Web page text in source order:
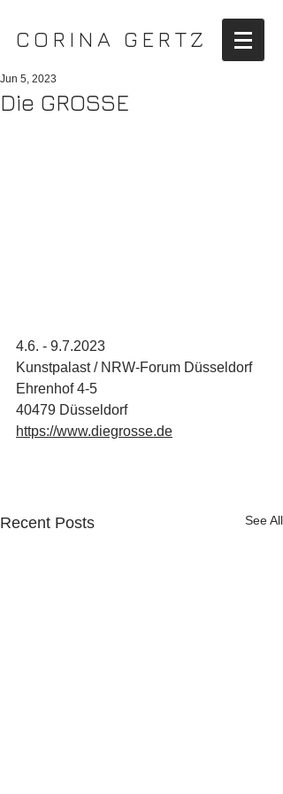
CORINA GERTZ
Die GROSSE
Jun 5, 2023
4.6. - 9.7.2023
Kunstpalast / NRW-Forum Düsseldorf
Ehrenhof 4-5
40479 Düsseldorf
https://www.diegrosse.de
Recent Posts See All